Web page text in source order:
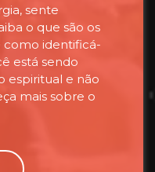
sente
o que são os
como identificá-
está sendo
espiritual e não
mais sobre o